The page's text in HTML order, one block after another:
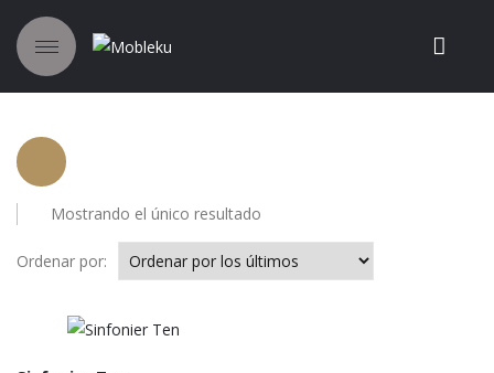
Mostrando el único resultado
Ordenar por: